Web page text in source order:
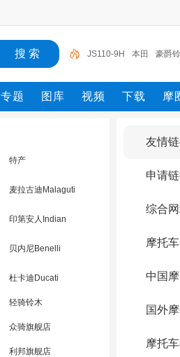
JS110-9H 本田 豪爵
150 五羊-本田 五羊本
托车
专题 图库 视频 下载 摩
特产
麦拉古迪Malaguti
印第安人Indian
贝内尼Benelli
杜卡迪Ducati
轻骑铃木
众骑旗舰店
利邦旗舰店
友情
申请
综合
摩托
中国
国外
摩托